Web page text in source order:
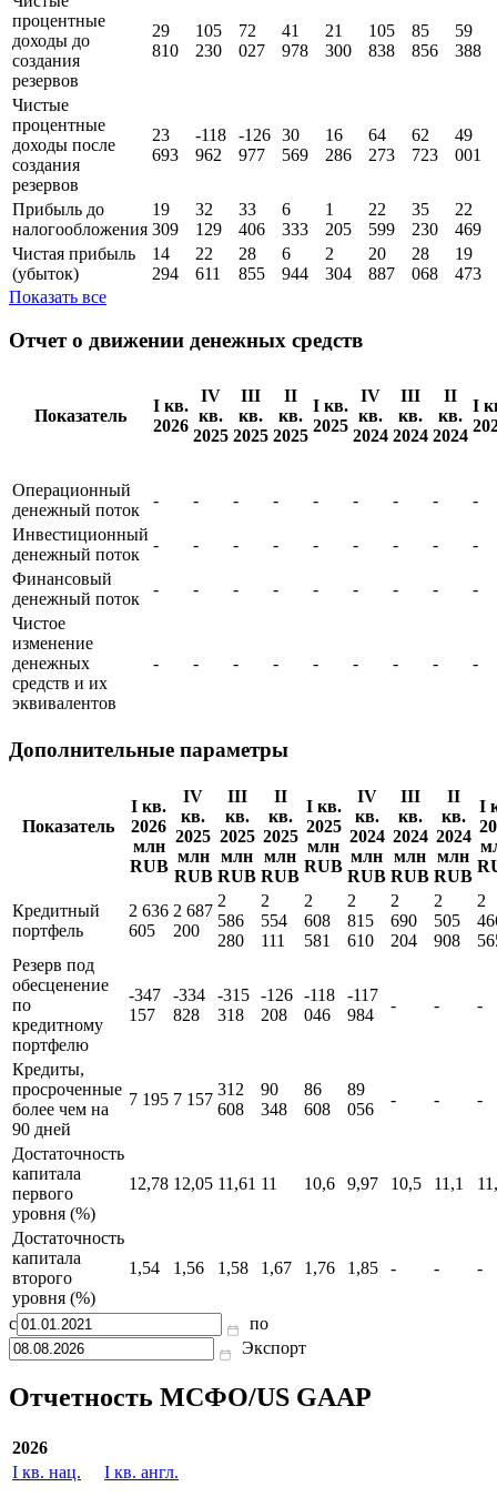
процентные
доходы до
создания
резервов
29
810
105
230
72
027
41
978
21
300
105
838
85
856
59
388
Чистые
процентные
доходы поcле
создания
резервов
23
693
-118
962
-126
977
30
569
16
286
64
273
62
723
49
001
Прибыль до
налогообложения
19
309
32
129
33
406
6
333
1
205
22
599
35
230
22
469
Чистая прибыль
(убыток)
14
294
22
611
28
855
6
944
2
304
20
887
28
068
19
473
Показать все
Отчет о движении денежных средств
Показатель
I кв.
2026
IV
кв.
2025
III
кв.
2025
II
кв.
2025
I кв.
2025
IV
кв.
2024
III
кв.
2024
II
кв.
2024
I
Операционный
денежный поток
- - - - - - - -
-
Инвестиционный
денежный поток
- - - - - - - -
-
Финансовый
денежный поток
- - - - - - - -
-
Чистое
изменение
денежных
средств и их
эквивалентов
- - - - - - - - -
Дополнительные параметры
Показатель
I кв.
2026
млн
RUB
IV
кв.
2025
млн
RUB
III
кв.
2025
млн
RUB
II
кв.
2025
млн
RUB
I кв.
2025
млн
RUB
IV
кв.
2024
млн
RUB
III
кв.
2024
млн
RUB
II
кв.
2024
млн
RUB
I
Кредитный
портфель
2 636
605
2 687
200
2
586
280
2
554
111
2
608
581
2
815
610
2
690
204
2
505
908
2
Резерв под
обесценение
по
кредитному
портфелю
-347
157
-334
828
-315
318
-126
208
-118
046
-117
984
- - -
Кредиты,
просроченные
более чем на
90 дней
7 195 7 157
312
608
90
348
86
608
89
056
- - -
Достаточность
капитала
первого
уровня (%)
12,78 12,05 11,61 11 10,6 9,97 10,5 11,1
Достаточность
капитала
второго
уровня (%)
1,54 1,56 1,58 1,67 1,76 1,85 - - -
с
по
Экспорт
Отчетность МСФО/US GAAP
2026
I кв. нац.
I кв. англ.